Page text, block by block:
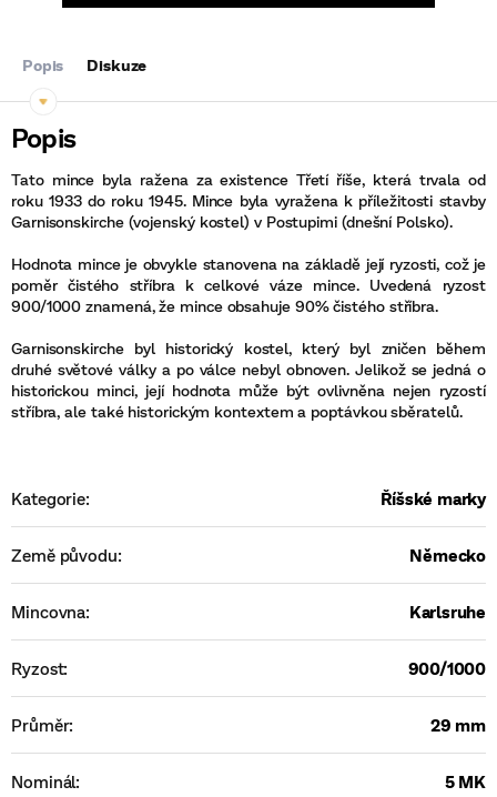
Popis Diskuze
Tato mince byla ražena za existence Třetí říše, která trvala od
roku 1933 do roku 1945. Mince byla vyražena k příležitosti stavby
Garnisonskirche (vojenský kostel) v Postupimi (dnešní Polsko).
Hodnota mince je obvykle stanovena na základě její ryzosti, což je
poměr čistého stříbra k celkové váze mince. Uvedená ryzost
900/1000 znamená, že mince obsahuje 90% čistého stříbra.
Garnisonskirche byl historický kostel, který byl zničen během
druhé světové války a po válce nebyl obnoven. Jelikož se jedná o
historickou minci, její hodnota může být ovlivněna nejen ryzostí
stříbra, ale také historickým kontextem a poptávkou sběratelů.
Kategorie: Říšské marky
Země původu: Německo
Mincovna: Karlsruhe
Ryzost: 900/1000
Průměr: 29 mm
Nominál: 5 MK